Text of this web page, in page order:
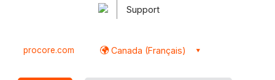
Support
procore.com Canada (Français)